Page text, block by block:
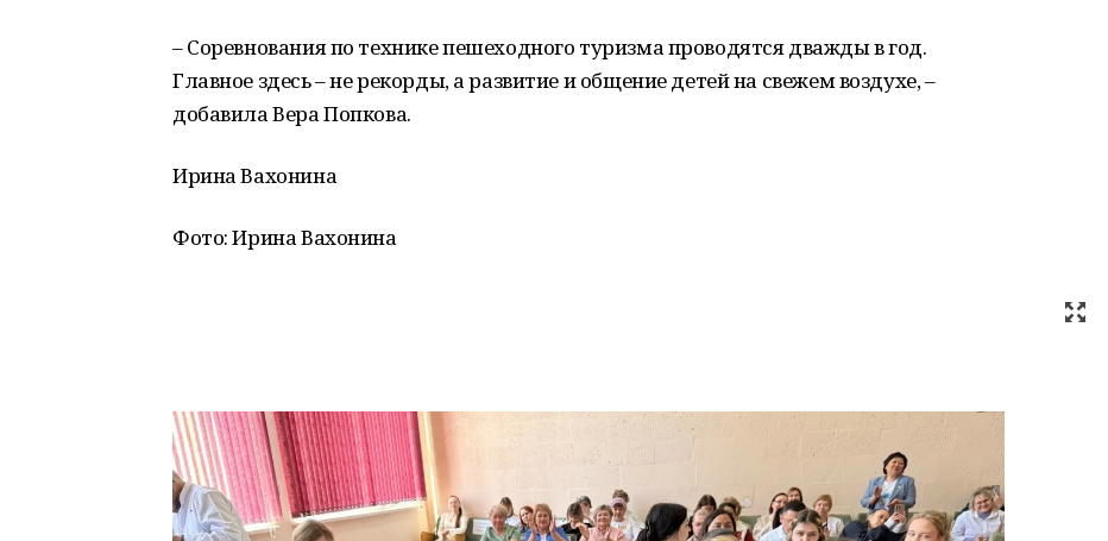
– Соревнования по технике пешеходного туризма проводятся дважды в год.
Главное здесь – не рекорды, а развитие и общение детей на свежем воздухе, –
добавила Вера Попкова.
Ирина Вахонина
Фото: Ирина Вахонина